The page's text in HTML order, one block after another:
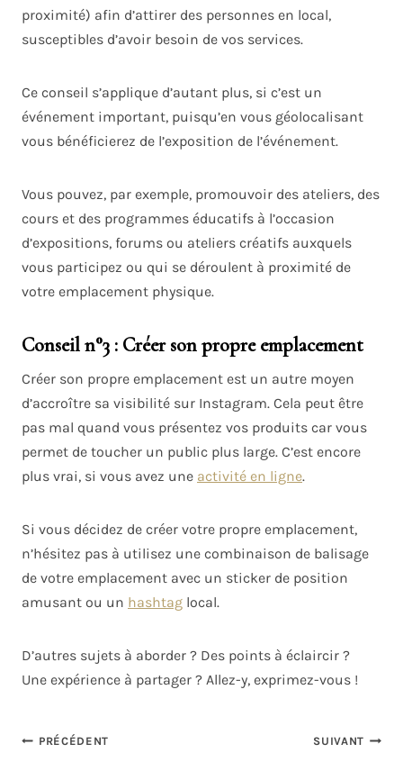
proximité) afin d’attirer des personnes en local,
susceptibles d’avoir besoin de vos services.
Ce conseil s’applique d’autant plus, si c’est un
événement important, puisqu’en vous géolocalisant
vous bénéficierez de l’exposition de l’événement.
Vous pouvez, par exemple, promouvoir des ateliers, des
cours et des programmes éducatifs à l’occasion
d’expositions, forums ou ateliers créatifs auxquels
vous participez ou qui se déroulent à proximité de
votre emplacement physique.
Conseil n°3 : Créer son propre emplacement
Créer son propre emplacement est un autre moyen
d’accroître sa visibilité sur Instagram. Cela peut être
pas mal quand vous présentez vos produits car vous
permet de toucher un public plus large. C’est encore
plus vrai, si vous avez une activité en ligne.
Si vous décidez de créer votre propre emplacement,
n’hésitez pas à utilisez une combinaison de balisage
de votre emplacement avec un sticker de position
amusant ou un hashtag local.
D’autres sujets à aborder ? Des points à éclaircir ?
Une expérience à partager ? Allez-y, exprimez-vous !
PRÉCÉDENT SUIVANT